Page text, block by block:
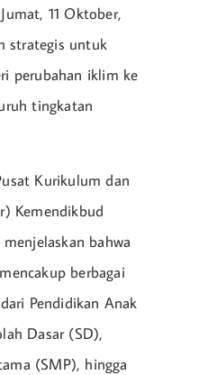
11 Oktober,
strategis untuk
perubahan iklim ke
tingkatan
Kurikulum dan
Kemendikbud
bahwa
berbagai
Pendidikan Anak
Dasar (SD),
(SMP), hingga